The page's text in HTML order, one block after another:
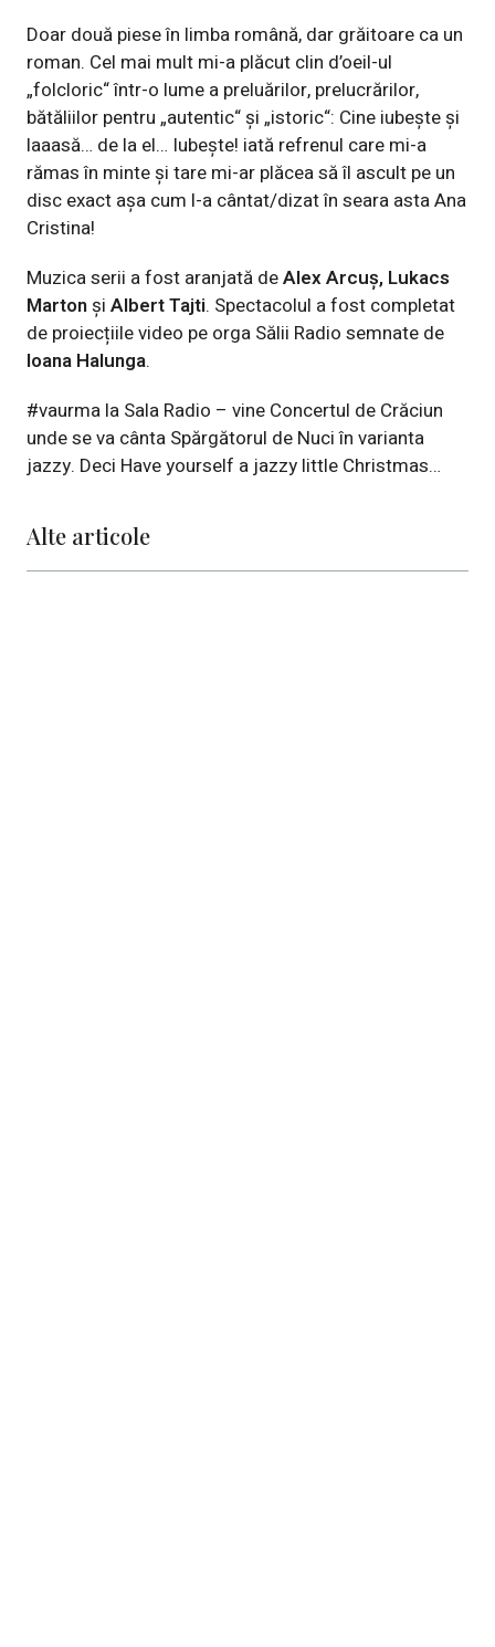
Alte articole
Doar două piese în limba română, dar grăitoare ca un
roman. Cel mai mult mi-a plăcut clin d’oeil-ul
„folcloric“ într-o lume a preluărilor, prelucrărilor,
bătăliilor pentru „autentic“ și „istoric“: Cine iubește și
laaasă… de la el… Iubește! iată refrenul care mi-a
rămas în minte și tare mi-ar plăcea să îl ascult pe un
disc exact așa cum l-a cântat/dizat în seara asta Ana
Cristina!
Muzica serii a fost aranjată deAlex Arcuș, Lukacs
Martonși Albert Tajti. Spectacolul a fost completat
de proiecțiile video pe orga Sălii Radio semnate de
Ioana Halunga.
#vaurma la Sala Radio – vine Concertul de Crăciun
unde se va cânta Spărgătorul de Nuci în varianta
jazzy. Deci Have yourself a jazzy little Christmas…